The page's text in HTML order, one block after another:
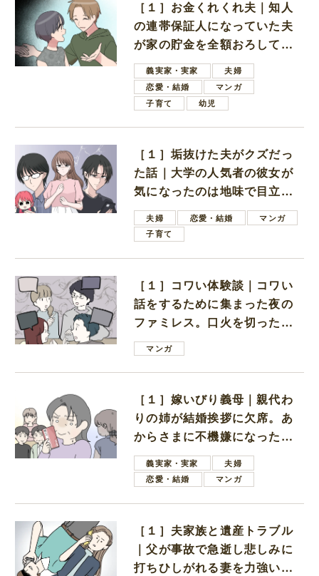
［１］お金くれくれ夫｜知人
の連帯保証人になっていた夫
が家の貯金を全額おろしてほ
しいと言ってきた
義実家・実家
夫婦
恋愛・結婚
マンガ
子育て
幼児
［１］垢抜けた夫がクズだっ
た話｜大学の人気者の彼女が
気になったのは地味で目立た
ない男子学生
夫婦 恋愛・結婚
マンガ
子育て
［１］コワい体験談｜コワい
話をするために集まった夜の
ファミレス。口火を切ったの
は電車好きの男の子ママ
マンガ
［１］嫁いびり義母｜親代わ
りの姉が結婚挨拶に欠席。あ
からさまに不機嫌になった義
母義実家・実家
夫婦
恋愛・結婚
マンガ
［１］夫家族と遺産トラブル
｜父が事故で急逝し悲しみに
打ちひしがれる妻を力強い言